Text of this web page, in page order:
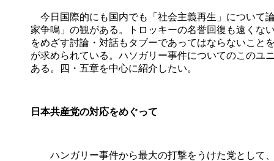
今日国際的にも国内でも「社会主義再生」について
家争鳴」の観がある。トロッキーの名誉回復も遠くな
をめざす討論・対話もタブーであってはならないこと
が求められている。ハソガリー事件についてのこのユ
ある。四・五章を中心に紹介したい。
日本共産党の対応をめぐって
ハンガリー事件から最大の打撃をうけた党として